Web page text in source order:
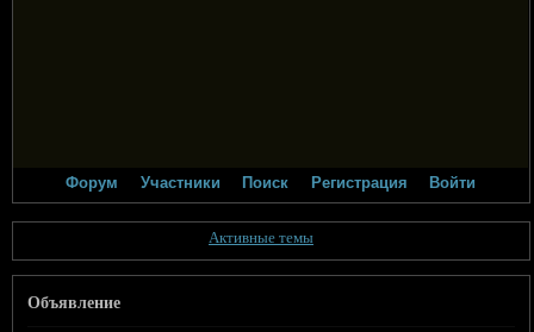
Форум Участники Поиск Регистрация Войти
Активные темы
Объявление